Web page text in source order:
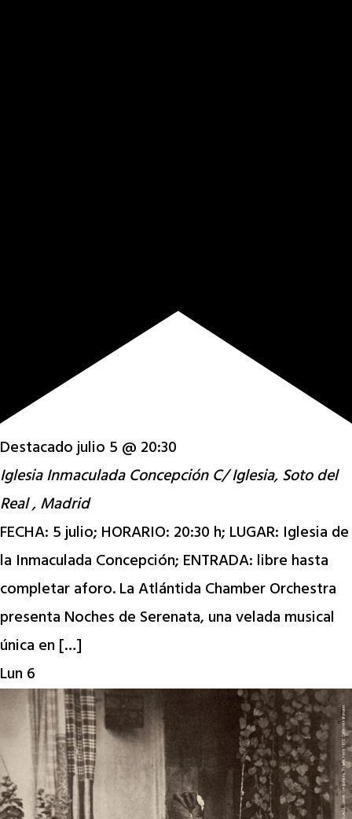
Destacadojulio 5 @ 20:30
Iglesia Inmaculada ConcepciónC/ Iglesia, Soto del
Real , Madrid
FECHA: 5 julio; HORARIO: 20:30 h; LUGAR: Iglesia de
la Inmaculada Concepción; ENTRADA: libre hasta
completar aforo. La Atlántida Chamber Orchestra
presenta Noches de Serenata, una velada musical
única en […]
Lun 6